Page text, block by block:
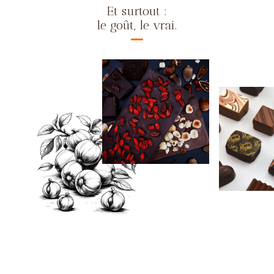
Et surtout :
le goût, le vrai.